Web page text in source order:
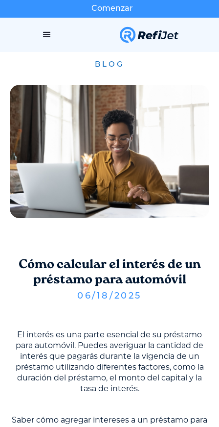
Comenzar
BLOG
Cómo calcular el interés de un
préstamo para automóvil
06/ 18 / 2025
El interés es una parte esencial de su préstamo
para automóvil. Puedes averiguar la cantidad de
interés que pagarás durante la vigencia de un
préstamo utilizando diferentes factores, como la
duración del préstamo, el monto del capital y la
tasa de interés.
Saber cómo agregar intereses a un préstamo para